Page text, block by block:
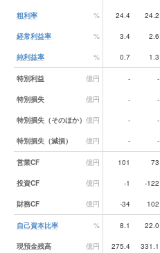
粗利率 % 24.4 24.2
経常利益率 % 3.4 2.6
純利益率 % 0.7 1.3
特別利益 億円 - -
特別損失 億円 - -
特別損失（そのほか） 億円 - -
特別損失（減損） 億円 - -
営業CF 億円 101 73
投資CF 億円 -1 -122
財務CF 億円 -34 102
自己資本比率 % 8.1 22.0
現預金残高 億円 275.4 331.1